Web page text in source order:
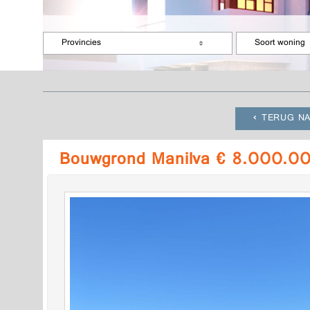
Provincies Soort woning
TERUG
Bouwgrond Manilva €